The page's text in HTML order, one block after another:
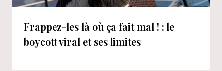
Frappez-les là où ça fait mal ! : le
boycott viral et ses limites